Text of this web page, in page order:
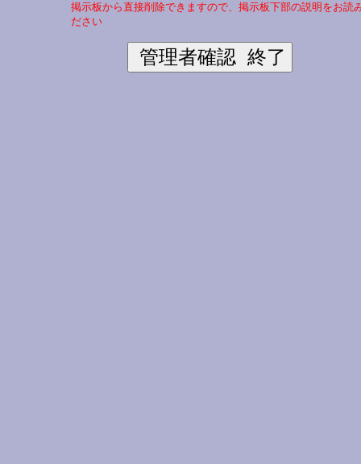
掲示板から直接削除できますので、掲示板下部の説明をお読
ださい